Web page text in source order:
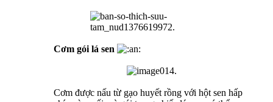
Cơm gói lá sen
Cơm được nấu từ gạo huyết rồng với hột sen hấp